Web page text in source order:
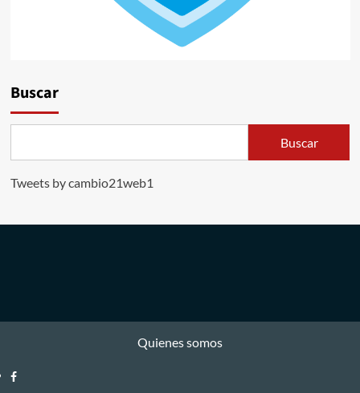
Buscar
Buscar
Tweets by cambio21web1
Quienes somos
Facebook